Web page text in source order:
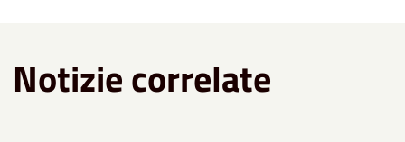
Notizie correlate